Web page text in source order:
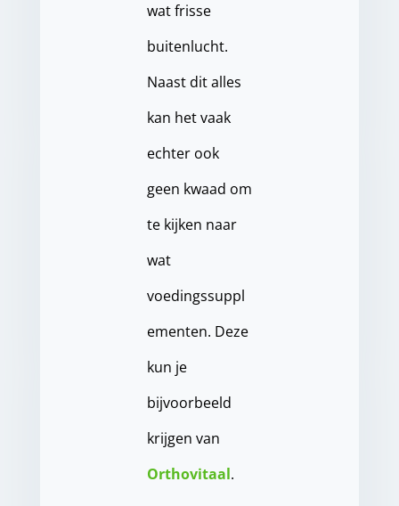
wat frisse
buitenlucht.
Naast dit alles
kan het vaak
echter ook
geen kwaad om
te kijken naar
wat
voedingssuppl
ementen. Deze
kun je
bijvoorbeeld
krijgen van
Orthovitaal.